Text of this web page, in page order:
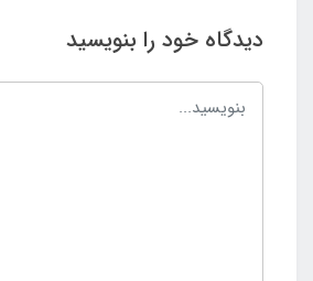
دیدگاه خود را بنویسید